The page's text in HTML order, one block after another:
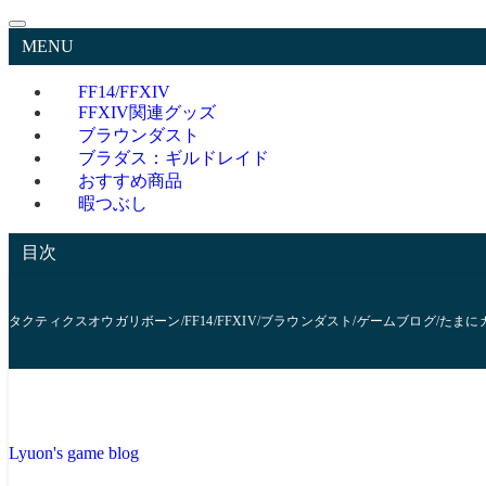
MENU
FF14/FFXIV
FFXIV関連グッズ
ブラウンダスト
ブラダス：ギルドレイド
おすすめ商品
暇つぶし
目次
タクティクスオウガリボーン/FF14/FFXIV/ブラウンダスト/ゲームブログ/たまに
Lyuon's game blog